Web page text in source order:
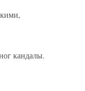
кандалы.